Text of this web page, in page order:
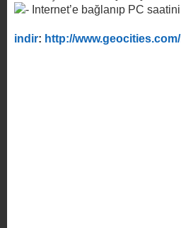
Internet’e bağlanıp PC
indir: http://